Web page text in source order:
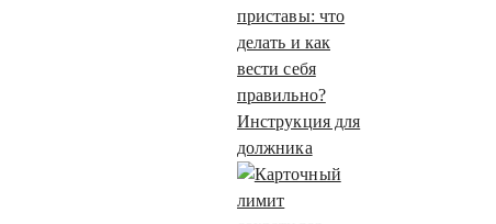
приставы: что
делать и как
вести себя
правильно?
Инструкция для
должника